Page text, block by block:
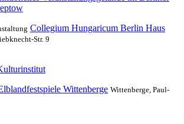
Collegium Hungaricum Berlin Haus
Str. 9
Wittenberge Wittenberge, Paul-